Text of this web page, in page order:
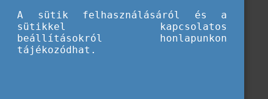
A sütik felhasználásáról és a
sütikkel kapcsolatos
beállításokról honlapunkon
tájékozódhat.